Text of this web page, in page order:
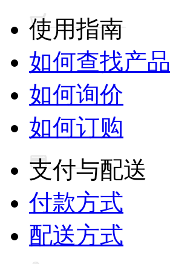
使用指南
如何查找产品
如何询价
如何订购
支付与配送
付款方式
配送方式